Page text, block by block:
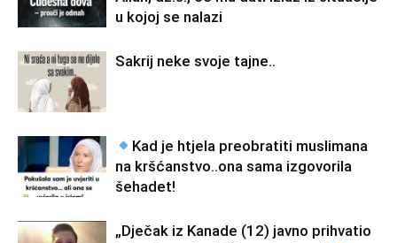
u kojoj se nalazi
Sakrij neke svoje tajne..
Kad je htjela preobratiti muslimana
na kršćanstvo..ona sama izgovorila
šehadet!
„Dječak iz Kanade (12) javno prihvatio